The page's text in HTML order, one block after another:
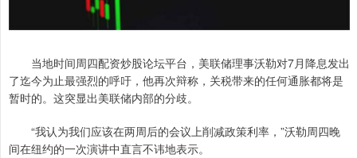
当地时间周四配资炒股论坛平台，美联储理事沃勒对7月降息发出
了迄今为止最强烈的呼吁，他再次辩称，关税带来的任何通胀都将是
暂时的。这突显出美联储内部的分歧。
“我认为我们应该在两周后的会议上削减政策利率，”沃勒周四晚
间在纽约的一次演讲中直言不讳地表示。